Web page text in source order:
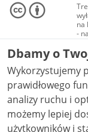
na
-
Dbamy o
Wykorzystujemy
prawidłowego
analizy ruchu i
możemy lepiej
użytkowników i stale